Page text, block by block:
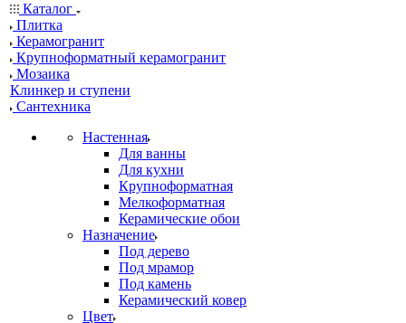
Каталог
Плитка
Керамогранит
Крупноформатный керамогранит
Мозаика
Клинкер и ступени
Сантехника
Настенная
Для ванны
Для кухни
Крупноформатная
Мелкоформатная
Керамические обои
Назначение
Под дерево
Под мрамор
Под камень
Керамический ковер
Цвет